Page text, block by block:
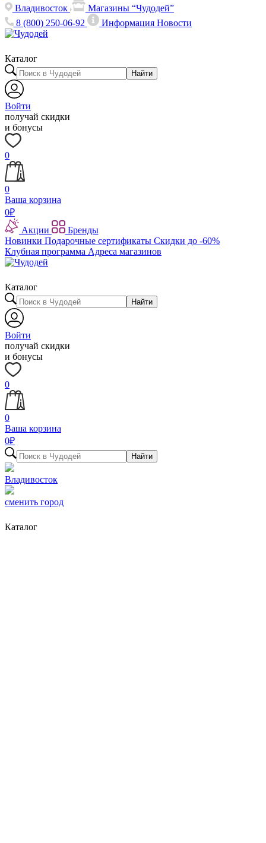
Владивосток
Магазины “Чудодей”
8 (800) 250-06-92
ИнформацияНовости
Каталог
Найти
Войти
получай скидки
и бонусы
0
0
Ваша корзина
0₽
Акции
Бренды
Новинки Подарочные сертификаты Скидки до -60%
Клубная программа Адреса магазинов
Каталог
Найти
Войти
получай скидки
и бонусы
0
0
Ваша корзина
0₽
Найти
Владивосток
сменить город
Каталог